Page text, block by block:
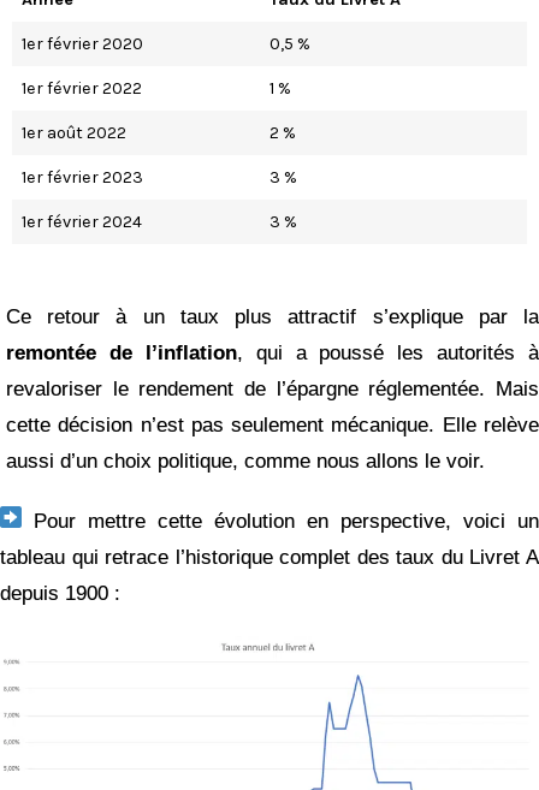
1er février 2020 0,5 %
1er février 2022 1 %
1er août 2022 2 %
1er février 2023 3 %
1er février 2024 3 %
Ce retour à un taux plus attractif s’explique par la
remontée de l’inflation, qui a poussé les autorités à
revaloriser le rendement de l’épargne réglementée. Mais
cette décision n’est pas seulement mécanique. Elle relève
aussi d’un choix politique, comme nous allons le voir.
Pour mettre cette évolution en perspective, voici un
tableau qui retrace l’historique complet des taux du Livret A
depuis 1900 :